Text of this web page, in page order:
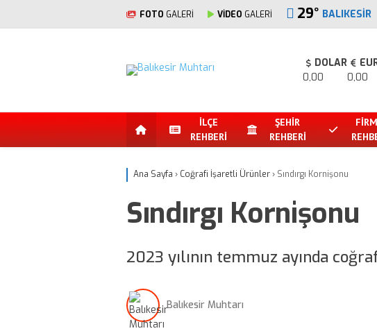
FOTO GALERİ VİDEO GALERİ 29° BALIKESIR
DOLAR
0,00
0,00
İLÇE
REHBERİ
ŞEHİR
REHBERİ
Ana Sayfa › Coğrafi İşaretli Ürünler› Sındırgı Kornişonu
Sındırgı Kornişonu
2023 yılının temmuz ayında
Balıkesir Muhtarı